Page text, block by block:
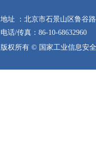
地址 ：北京市石景山区
电话/传真：86-10-68632960
版权所有 © 国家工业信息